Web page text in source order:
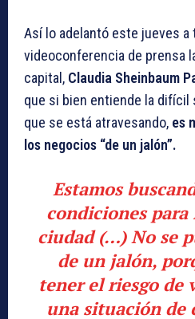
Así lo adelantó este jueves a
videoconferencia de prensa
capital, Claudia Sheinbaum
que si bien entiende la difícil
que se está atravesando, es
los negocios “de un jalón”.
Estamos
condiciones
ciudad (…) No se
de un jalón,
tener el riesgo de
una situación de